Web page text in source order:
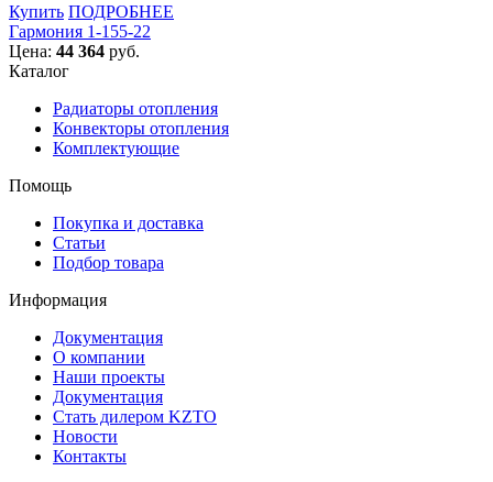
Купить ПОДРОБНЕЕ
Гармония 1-155-22
Цена: 44 364 руб.
Каталог
Радиаторы отопления
Конвекторы отопления
Комплектующие
Помощь
Покупка и доставка
Статьи
Подбор товара
Информация
Документация
О компании
Наши проекты
Документация
Стать дилером KZTO
Новости
Контакты